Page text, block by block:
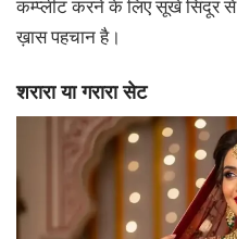
कम्प्लीट करने के लिए सूखे सिंदूर
ख़ास पहचान है।
शरारा या गरारा सेट